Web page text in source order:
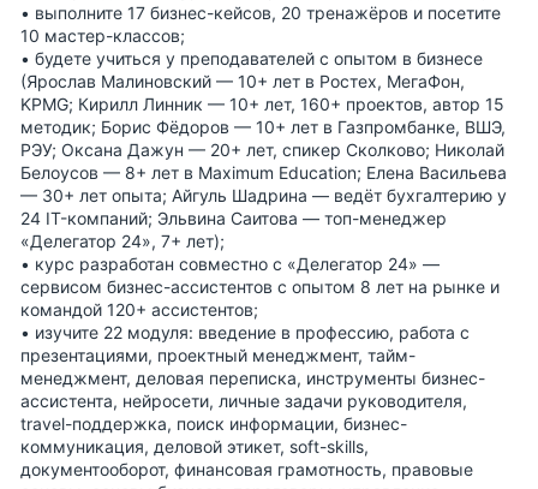
• выполните 17 бизнес-кейсов, 20 тренажёров и посетите
10 мастер-классов;
• будете учиться у преподавателей с опытом в бизнесе
(Ярослав Малиновский — 10+ лет в Ростех, МегаФон,
KPMG; Кирилл Линник — 10+ лет, 160+ проектов, автор 15
методик; Борис Фёдоров — 10+ лет в Газпромбанке, ВШЭ,
РЭУ; Оксана Дажун — 20+ лет, спикер Сколково; Николай
Белоусов — 8+ лет в Maximum Education; Елена Васильева
— 30+ лет опыта; Айгуль Шадрина — ведёт бухгалтерию у
24 IT-компаний; Эльвина Саитова — топ-менеджер
«Делегатор 24», 7+ лет);
• курс разработан совместно с «Делегатор 24» —
сервисом бизнес-ассистентов с опытом 8 лет на рынке и
командой 120+ ассистентов;
• изучите 22 модуля: введение в профессию, работа с
презентациями, проектный менеджмент, тайм-
менеджмент, деловая переписка, инструменты бизнес-
ассистента, нейросети, личные задачи руководителя,
travel-поддержка, поиск информации, бизнес-
коммуникация, деловой этикет, soft-skills,
документооборот, финансовая грамотность, правовые